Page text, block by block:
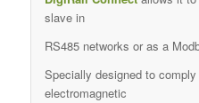
slave in
RS485 networks or as a
Specially designed to
electromagnetic